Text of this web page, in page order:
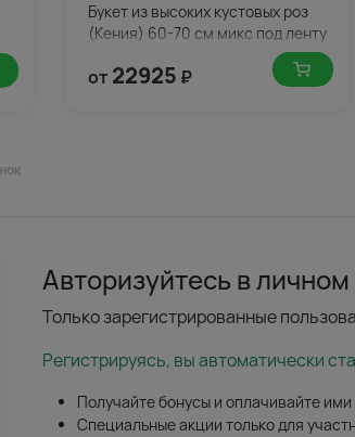
Букет из высоких кустовых роз
(Кения) 60-70 см микс под ленту
от 22925 ₽
Авторизуйтесь в
Только зарегистрированные
Регистрируясь, вы автоматически
Получайте бонусы и оплачивайте ими
Специальные акции только для